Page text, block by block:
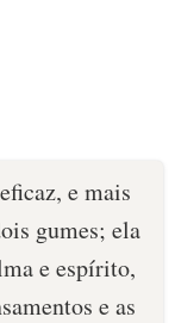
e mais
gumes; ela
e espírito,
e as